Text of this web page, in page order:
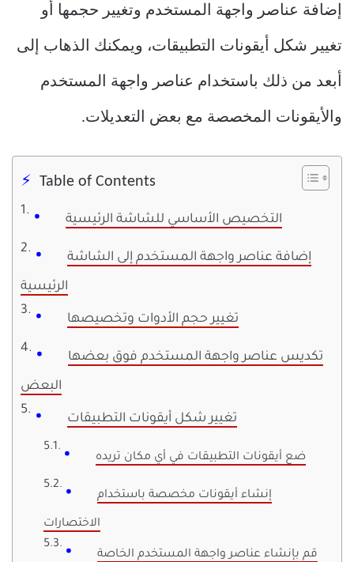
إضافة عناصر واجهة المستخدم وتغيير حجمها أو
تغيير شكل أيقونات التطبيقات، ويمكنك الذهاب إلى
أبعد من ذلك باستخدام عناصر واجهة المستخدم
والأيقونات المخصصة مع بعض التعديلات.
Table of Contents
التخصيص الأساسي للشاشة الرئيسية
إضافة عناصر واجهة المستخدم إلى الشاشة
الرئيسية
تغيير حجم الأدوات وتخصيصها
تكديس عناصر واجهة المستخدم فوق بعضها
البعض
تغيير شكل أيقونات التطبيقات
ضع أيقونات التطبيقات في أي مكان تريده
إنشاء أيقونات مخصصة باستخدام
الاختصارات
قم بإنشاء عناصر واجهة المستخدم الخاصة